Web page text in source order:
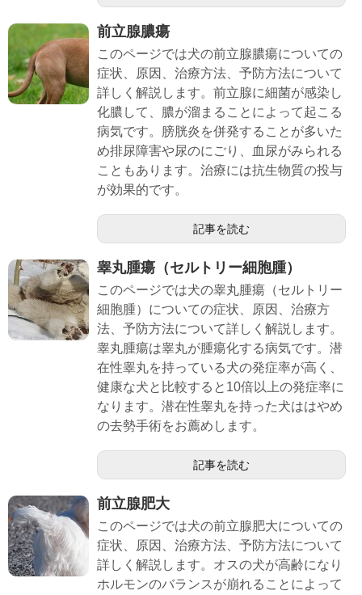
前立腺膿瘍
このページでは犬の前立腺膿瘍についての
症状、原因、治療方法、予防方法について
詳しく解説します。前立腺に細菌が感染し
化膿して、膿が溜まることによって起こる
病気です。膀胱炎を併発することが多いた
め排尿障害や尿のにごり、血尿がみられる
こともあります。治療には抗生物質の投与
が効果的です。
記事を読む
睾丸腫瘍（セルトリー細胞腫）
このページでは犬の睾丸腫瘍（セルトリー
細胞腫）についての症状、原因、治療方
法、予防方法について詳しく解説します。
睾丸腫瘍は睾丸が腫瘍化する病気です。潜
在性睾丸を持っている犬の発症率が高く、
健康な犬と比較すると10倍以上の発症率に
なります。潜在性睾丸を持った犬ははやめ
の去勢手術をお薦めします。
記事を読む
前立腺肥大
このページでは犬の前立腺肥大についての
症状、原因、治療方法、予防方法について
詳しく解説します。オスの犬が高齢になり
ホルモンのバランスが崩れることによって